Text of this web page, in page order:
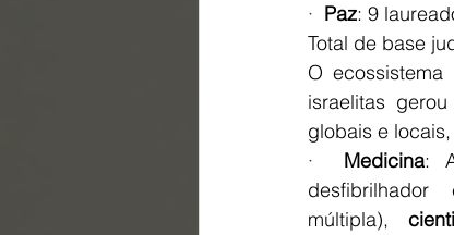
· Paz: 9
Total de base
O
israelitas
globais e
· Medicina:
múltipla),